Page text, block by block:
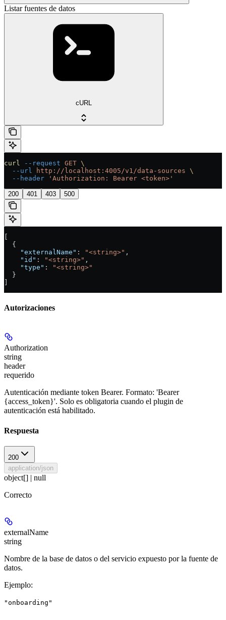
Listar fuentes de datos
cURL
curl --request GET \
  --url
http://localhost:4005/v1/data-sources \
  --header
'Authorization: Bearer <token>'
200 401 403 500
  {
    "externalName"
: "<string>" ,
    "id"
: "<string>" ,
    "type"
:
"<string>"
  }
Autorizaciones
Authorization
string
header
requerido
Autenticación mediante token Bearer. Formato: 'Bearer
{access_token}'. Solo es obligatoria cuando el plugin de
autenticación está habilitado.
Respuesta
200
application/json
object[] | null
Correcto
externalName
string
Nombre de la base de datos o del servicio expuesto por la fuente de
datos.
Ejemplo:
"onboarding"